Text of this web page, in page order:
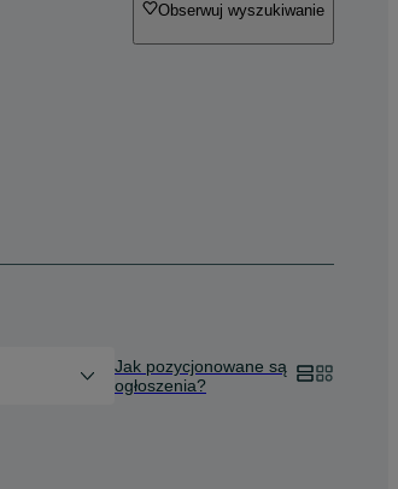
Obserwuj wyszukiwanie
Jak pozycjonowane są
ogłoszenia?